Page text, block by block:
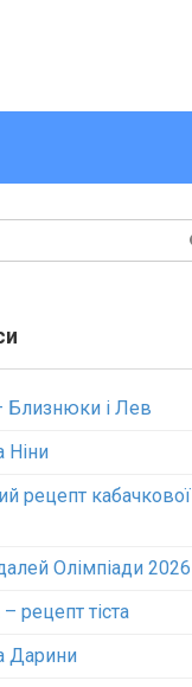
Близнюки і Лев
Ніни
рецепт кабачкової
Олімпіади 2026
рецепт тіста
Дарини